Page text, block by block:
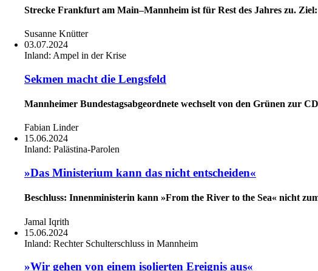
Strecke Frankfurt am Main–Mannheim ist für Rest des Jahres zu.
Susanne Knütter
03.07.2024
Inland: Ampel in der Krise
Sekmen macht die Lengsfeld
Mannheimer Bundestagsabgeordnete wechselt von den Grünen zur
Fabian Linder
15.06.2024
Inland: Palästina-Parolen
»Das Ministerium kann das nicht entscheiden«
Beschluss: Innenministerin kann »From the River to the Sea« nicht
Jamal Iqrith
15.06.2024
Inland: Rechter Schulterschluss in Mannheim
»Wir gehen von einem isolierten Ereignis aus«